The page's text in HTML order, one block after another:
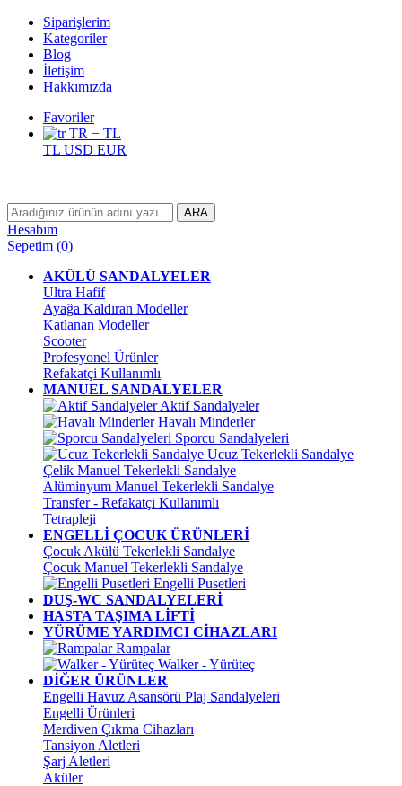
Siparişlerim
Kategoriler
Blog
İletişim
Hakkımızda
Favoriler
TR − TL
TL USD EUR
ARA
Hesabım
Sepetim (0)
AKÜLÜ SANDALYELER
Ultra Hafif
Ayağa Kaldıran Modeller
Katlanan Modeller
Scooter
Profesyonel Ürünler
Refakatçi Kullanımlı
MANUEL SANDALYELER
Aktif Sandalyeler
Havalı Minderler
Sporcu Sandalyeleri
Ucuz Tekerlekli Sandalye
Çelik Manuel Tekerlekli Sandalye
Alüminyum Manuel Tekerlekli Sandalye
Transfer - Refakatçi Kullanımlı
Tetrapleji
ENGELLİ ÇOCUK ÜRÜNLERİ
Çocuk Akülü Tekerlekli Sandalye
Çocuk Manuel Tekerlekli Sandalye
Engelli Pusetleri
DUŞ-WC SANDALYELERİ
HASTA TAŞIMA LİFTİ
YÜRÜME YARDIMCI CİHAZLARI
Rampalar
Walker - Yürüteç
DİĞER ÜRÜNLER
Engelli Havuz Asansörü Plaj Sandalyeleri
Engelli Ürünleri
Merdiven Çıkma Cihazları
Tansiyon Aletleri
Şarj Aletleri
Aküler